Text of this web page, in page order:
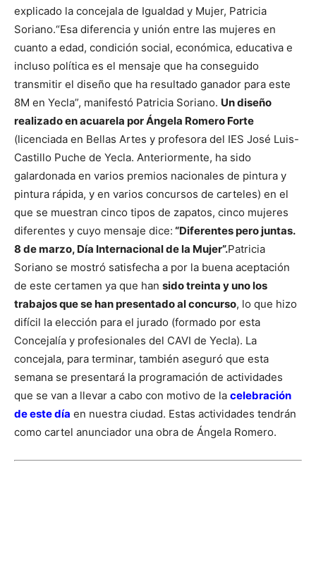
explicado la concejala de Igualdad y Mujer, Patricia
Soriano.“Esa diferencia y unión entre las mujeres en
cuanto a edad, condición social, económica, educativa e
incluso política es el mensaje que ha conseguido
transmitir el diseño que ha resultado ganador para este
8M en Yecla”, manifestó Patricia Soriano. Un diseño
realizado en acuarela por Ángela Romero Forte
(licenciada en Bellas Artes y profesora del IES José Luis-
Castillo Puche de Yecla. Anteriormente, ha sido
galardonada en varios premios nacionales de pintura y
pintura rápida, y en varios concursos de carteles) en el
que se muestran cinco tipos de zapatos, cinco mujeres
diferentes y cuyo mensaje dice: “Diferentes pero juntas.
8 de marzo, Día Internacional de la Mujer”.Patricia
Soriano se mostró satisfecha a por la buena aceptación
de este certamen ya que han sido treinta y uno los
trabajos que se han presentado al concurso, lo que hizo
difícil la elección para el jurado (formado por esta
Concejalía y profesionales del CAVI de Yecla). La
concejala, para terminar, también aseguró que esta
semana se presentará la programación de actividades
que se van a llevar a cabo con motivo de la celebración
de este día en nuestra ciudad. Estas actividades tendrán
como cartel anunciador una obra de Ángela Romero.